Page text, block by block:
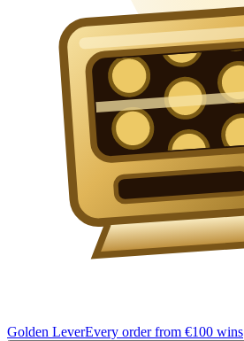
Golden LeverEvery order from €100 wins